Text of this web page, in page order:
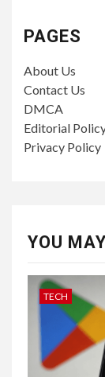
PAGES
About Us
Contact Us
DMCA
Editorial
Privacy Policy
YOU
TECH